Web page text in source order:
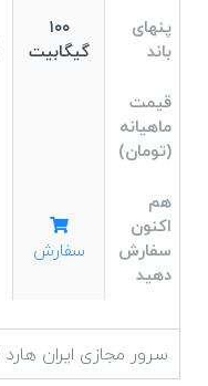
پنهای
باند
۱۰۰
گیگابیت
قیمت
ماهیانه
(تومان)
هم
اکنون
سفارش
دهید
سفارش
سرور مجازی ایران هارد SSD